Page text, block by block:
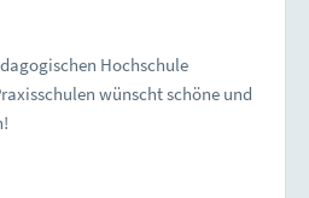
Hochschule
wünscht schöne und